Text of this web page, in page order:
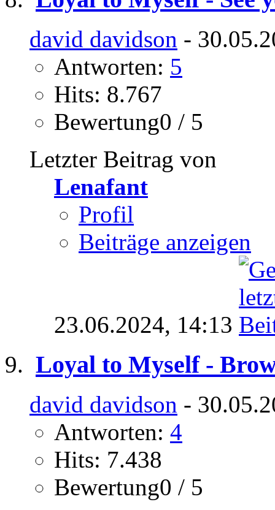
david davidson -
Antworten: 5
Hits: 8.767
Bewertung0 / 5
Letzter Beitrag von
Lenafant
Profil
Beiträge anzeigen
23.06.2024, 14:13
Loyal to Myself -
david davidson -
Antworten: 4
Hits: 7.438
Bewertung0 / 5